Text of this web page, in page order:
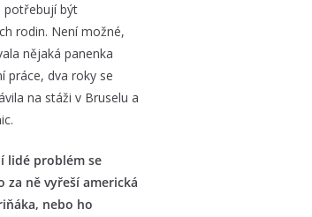
potřebují být
rodin. Není možné,
nějaká panenka
práce, dva roky se
na stáži v Bruselu a
lidé problém se
za ně vyřeší americká
nebo ho